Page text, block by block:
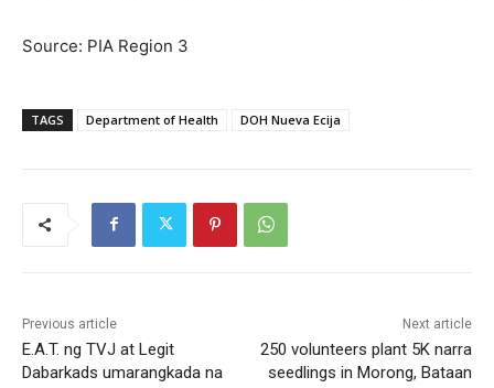
Source: PIA Region 3
TAGS Department of Health DOH Nueva Ecija
Previous article
E.A.T. ng TVJ at Legit
Dabarkads umarangkada na
Next article
250 volunteers plant 5K narra
seedlings in Morong, Bataan